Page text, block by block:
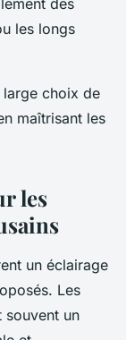
des
les longs
large choix de
maîtrisant les
les
un éclairage
Les
souvent un